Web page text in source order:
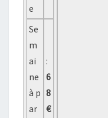
e
Se
m
ai
ne
à p
ar
:
6
8
€